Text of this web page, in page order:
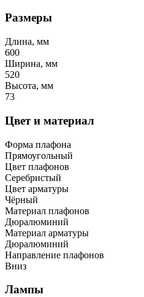
Размеры
Длина, мм
600
Ширина, мм
520
Высота, мм
73
Цвет и материал
Форма плафона
Прямоугольный
Цвет плафонов
Серебристый
Цвет арматуры
Чёрный
Материал плафонов
Дюралюминий
Материал арматуры
Дюралюминий
Направление плафонов
Вниз
Лампы